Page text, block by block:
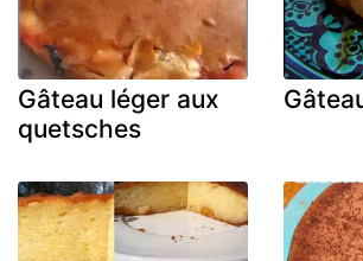
Gâteau léger aux
quetsches